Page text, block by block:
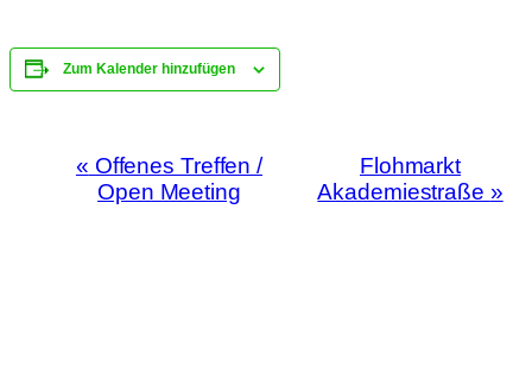
Zum Kalender hinzufügen
Veranstaltung-
Navigation
« Offenes Treffen /
Open Meeting
Flohmarkt
Akademiestraße »